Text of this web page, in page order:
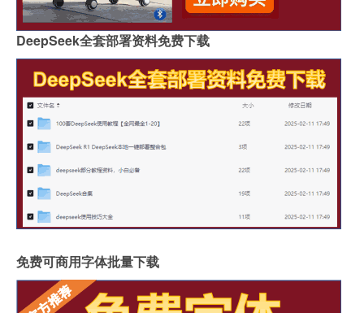
DeepSeek全套部署资料免费下载
免费可商用字体批量下载